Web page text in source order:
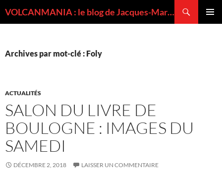
VOLCANMANIA : le blog de Jacques-Marie BARDINTZEFF, volcanologue
Archives par mot-clé : Foly
ACTUALITÉS
SALON DU LIVRE DE
BOULOGNE : IMAGES DU
SAMEDI
DÉCEMBRE 2, 2018 LAISSER UN COMMENTAIRE